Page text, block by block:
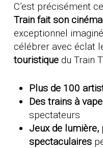
C’est précisément
Train fait son cinéma
exceptionnel
célébrer avec éclat
touristiquedu Train
Plus de 100
Des trains à
spectateurs
Jeux de
spectaculaires